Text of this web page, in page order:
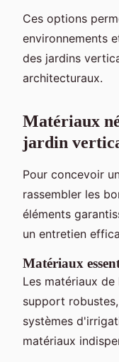
Ces options
environnements
des jardins
architecturaux.
Matériaux
jardin
Pour concevoir
rassembler les
éléments
un entretien
Matériaux
Les matériaux
support
systèmes
matériaux